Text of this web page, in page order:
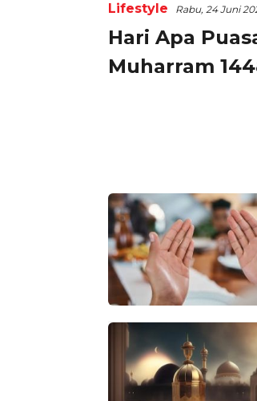
Lifestyle Rabu, 24 Juni
Hari Apa
Muharram